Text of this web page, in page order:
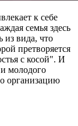
к себе
семья здесь
из вида, что
претворяется
с косой". И
и молодого
организацию